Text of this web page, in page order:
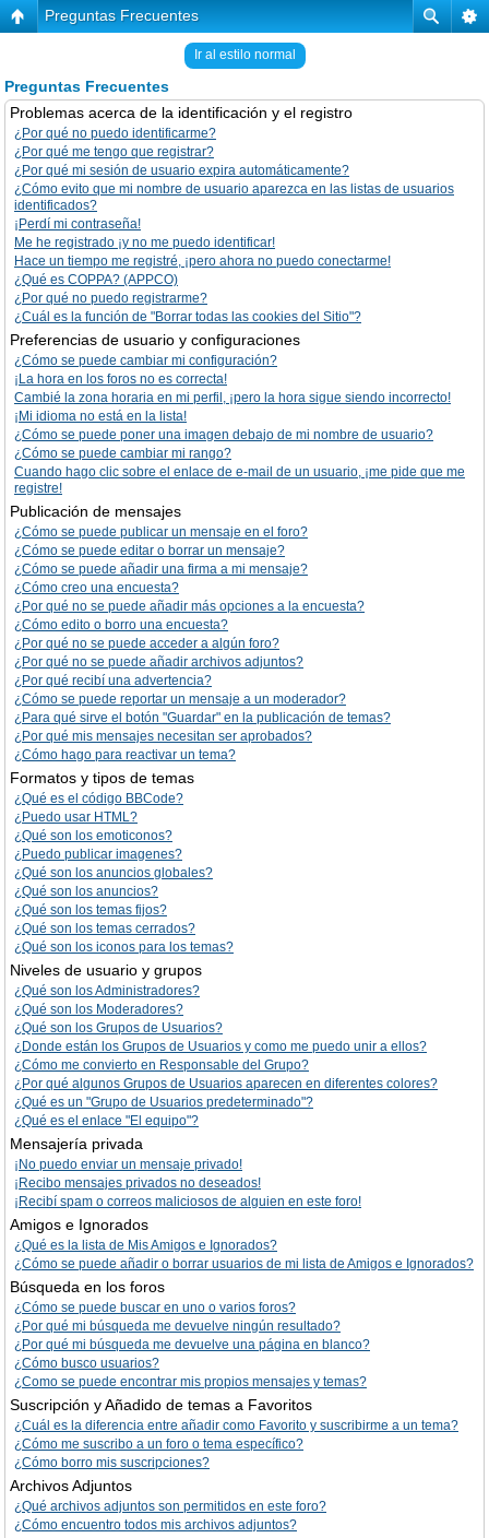
Preguntas Frecuentes
Ir al estilo normal
Preguntas Frecuentes
Problemas acerca de la identificación y el registro
¿Por qué no puedo identificarme?
¿Por qué me tengo que registrar?
¿Por qué mi sesión de usuario expira automáticamente?
¿Cómo evito que mi nombre de usuario aparezca en las listas de usuarios
identificados?
¡Perdí mi contraseña!
Me he registrado ¡y no me puedo identificar!
Hace un tiempo me registré, ¡pero ahora no puedo conectarme!
¿Qué es COPPA? (APPCO)
¿Por qué no puedo registrarme?
¿Cuál es la función de "Borrar todas las cookies del Sitio"?
Preferencias de usuario y configuraciones
¿Cómo se puede cambiar mi configuración?
¡La hora en los foros no es correcta!
Cambié la zona horaria en mi perfil, ¡pero la hora sigue siendo incorrecto!
¡Mi idioma no está en la lista!
¿Cómo se puede poner una imagen debajo de mi nombre de usuario?
¿Cómo se puede cambiar mi rango?
Cuando hago clic sobre el enlace de e-mail de un usuario, ¡me pide que me
registre!
Publicación de mensajes
¿Cómo se puede publicar un mensaje en el foro?
¿Cómo se puede editar o borrar un mensaje?
¿Cómo se puede añadir una firma a mi mensaje?
¿Cómo creo una encuesta?
¿Por qué no se puede añadir más opciones a la encuesta?
¿Cómo edito o borro una encuesta?
¿Por qué no se puede acceder a algún foro?
¿Por qué no se puede añadir archivos adjuntos?
¿Por qué recibí una advertencia?
¿Cómo se puede reportar un mensaje a un moderador?
¿Para qué sirve el botón "Guardar" en la publicación de temas?
¿Por qué mis mensajes necesitan ser aprobados?
¿Cómo hago para reactivar un tema?
Formatos y tipos de temas
¿Qué es el código BBCode?
¿Puedo usar HTML?
¿Qué son los emoticonos?
¿Puedo publicar imagenes?
¿Qué son los anuncios globales?
¿Qué son los anuncios?
¿Qué son los temas fijos?
¿Qué son los temas cerrados?
¿Qué son los iconos para los temas?
Niveles de usuario y grupos
¿Qué son los Administradores?
¿Qué son los Moderadores?
¿Qué son los Grupos de Usuarios?
¿Donde están los Grupos de Usuarios y como me puedo unir a ellos?
¿Cómo me convierto en Responsable del Grupo?
¿Por qué algunos Grupos de Usuarios aparecen en diferentes colores?
¿Qué es un "Grupo de Usuarios predeterminado"?
¿Qué es el enlace "El equipo"?
Mensajería privada
¡No puedo enviar un mensaje privado!
¡Recibo mensajes privados no deseados!
¡Recibí spam o correos maliciosos de alguien en este foro!
Amigos e Ignorados
¿Qué es la lista de Mis Amigos e Ignorados?
¿Cómo se puede añadir o borrar usuarios de mi lista de Amigos e Ignorados?
Búsqueda en los foros
¿Cómo se puede buscar en uno o varios foros?
¿Por qué mi búsqueda me devuelve ningún resultado?
¿Por qué mi búsqueda me devuelve una página en blanco?
¿Cómo busco usuarios?
¿Como se puede encontrar mis propios mensajes y temas?
Suscripción y Añadido de temas a Favoritos
¿Cuál es la diferencia entre añadir como Favorito y suscribirme a un tema?
¿Cómo me suscribo a un foro o tema específico?
¿Cómo borro mis suscripciones?
Archivos Adjuntos
¿Qué archivos adjuntos son permitidos en este foro?
¿Cómo encuentro todos mis archivos adjuntos?